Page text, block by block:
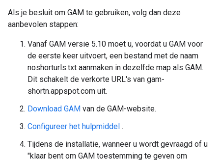
Als je besluit om GAM te gebruiken, volg dan deze
aanbevolen stappen:
Vanaf GAM versie 5.10 moet u, voordat u GAM voor
de eerste keer uitvoert, een bestand met de naam
noshorturls.txt aanmaken in dezelfde map als GAM.
Dit schakelt de verkorte URL's van gam-
shortn.appspot.com uit.
Download GAM van de GAM-website.
Configureer het hulpmiddel .
Tijdens de installatie, wanneer u wordt gevraagd of u
"klaar bent om GAM toestemming te geven om